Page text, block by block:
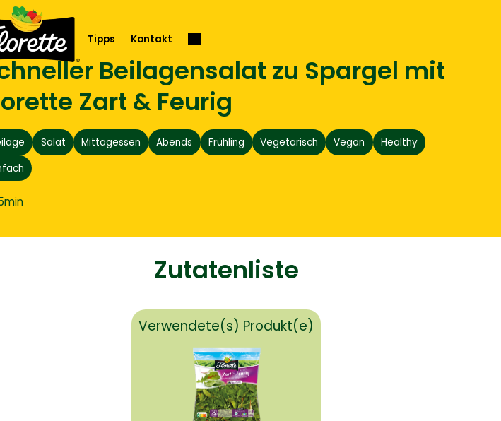
Tipps Kontakt
Rezepte
Beilagensalat zu Spargel mit
Zart & Feurig
Salat Mittagessen Abends Frühling Vegetarisch Vegan
Healthy
Zutatenliste
Verwendete(s) Produkt(e)